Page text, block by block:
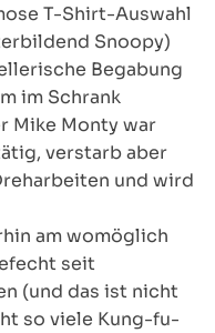
T-Shirt-Auswahl
Snoopy)
Begabung
im Schrank
Mike Monty war
verstarb aber
und wird
am womöglich
seit
(und das ist nicht
so viele Kung-fu-